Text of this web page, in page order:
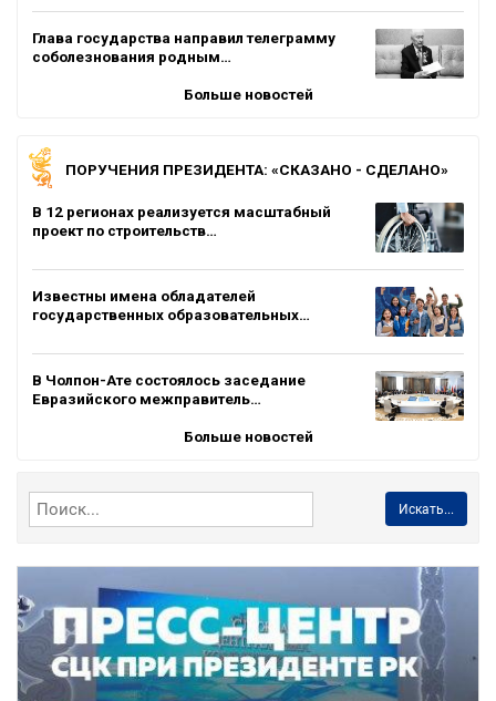
Глава государства направил телеграмму
соболезнования родным…
Больше новостей
ПОРУЧЕНИЯ ПРЕЗИДЕНТА: «СКАЗАНО - СДЕЛАНО»
В 12 регионах реализуется масштабный
проект по строительств…
Известны имена обладателей
государственных образовательных…
В Чолпон-Ате состоялось заседание
Евразийского межправитель…
Больше новостей
Искать...